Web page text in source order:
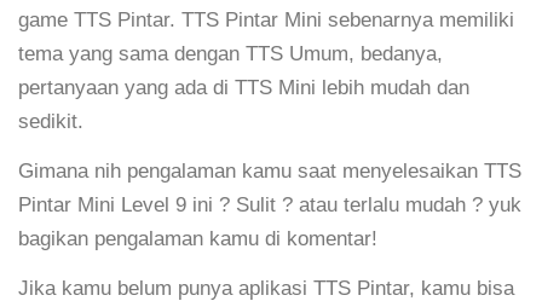
game TTS Pintar. TTS Pintar Mini sebenarnya memiliki
tema yang sama dengan TTS Umum, bedanya,
pertanyaan yang ada di TTS Mini lebih mudah dan
sedikit.
Gimana nih pengalaman kamu saat menyelesaikan TTS
Pintar Mini Level 9 ini ? Sulit ? atau terlalu mudah ? yuk
bagikan pengalaman kamu di komentar!
Jika kamu belum punya aplikasi TTS Pintar, kamu bisa